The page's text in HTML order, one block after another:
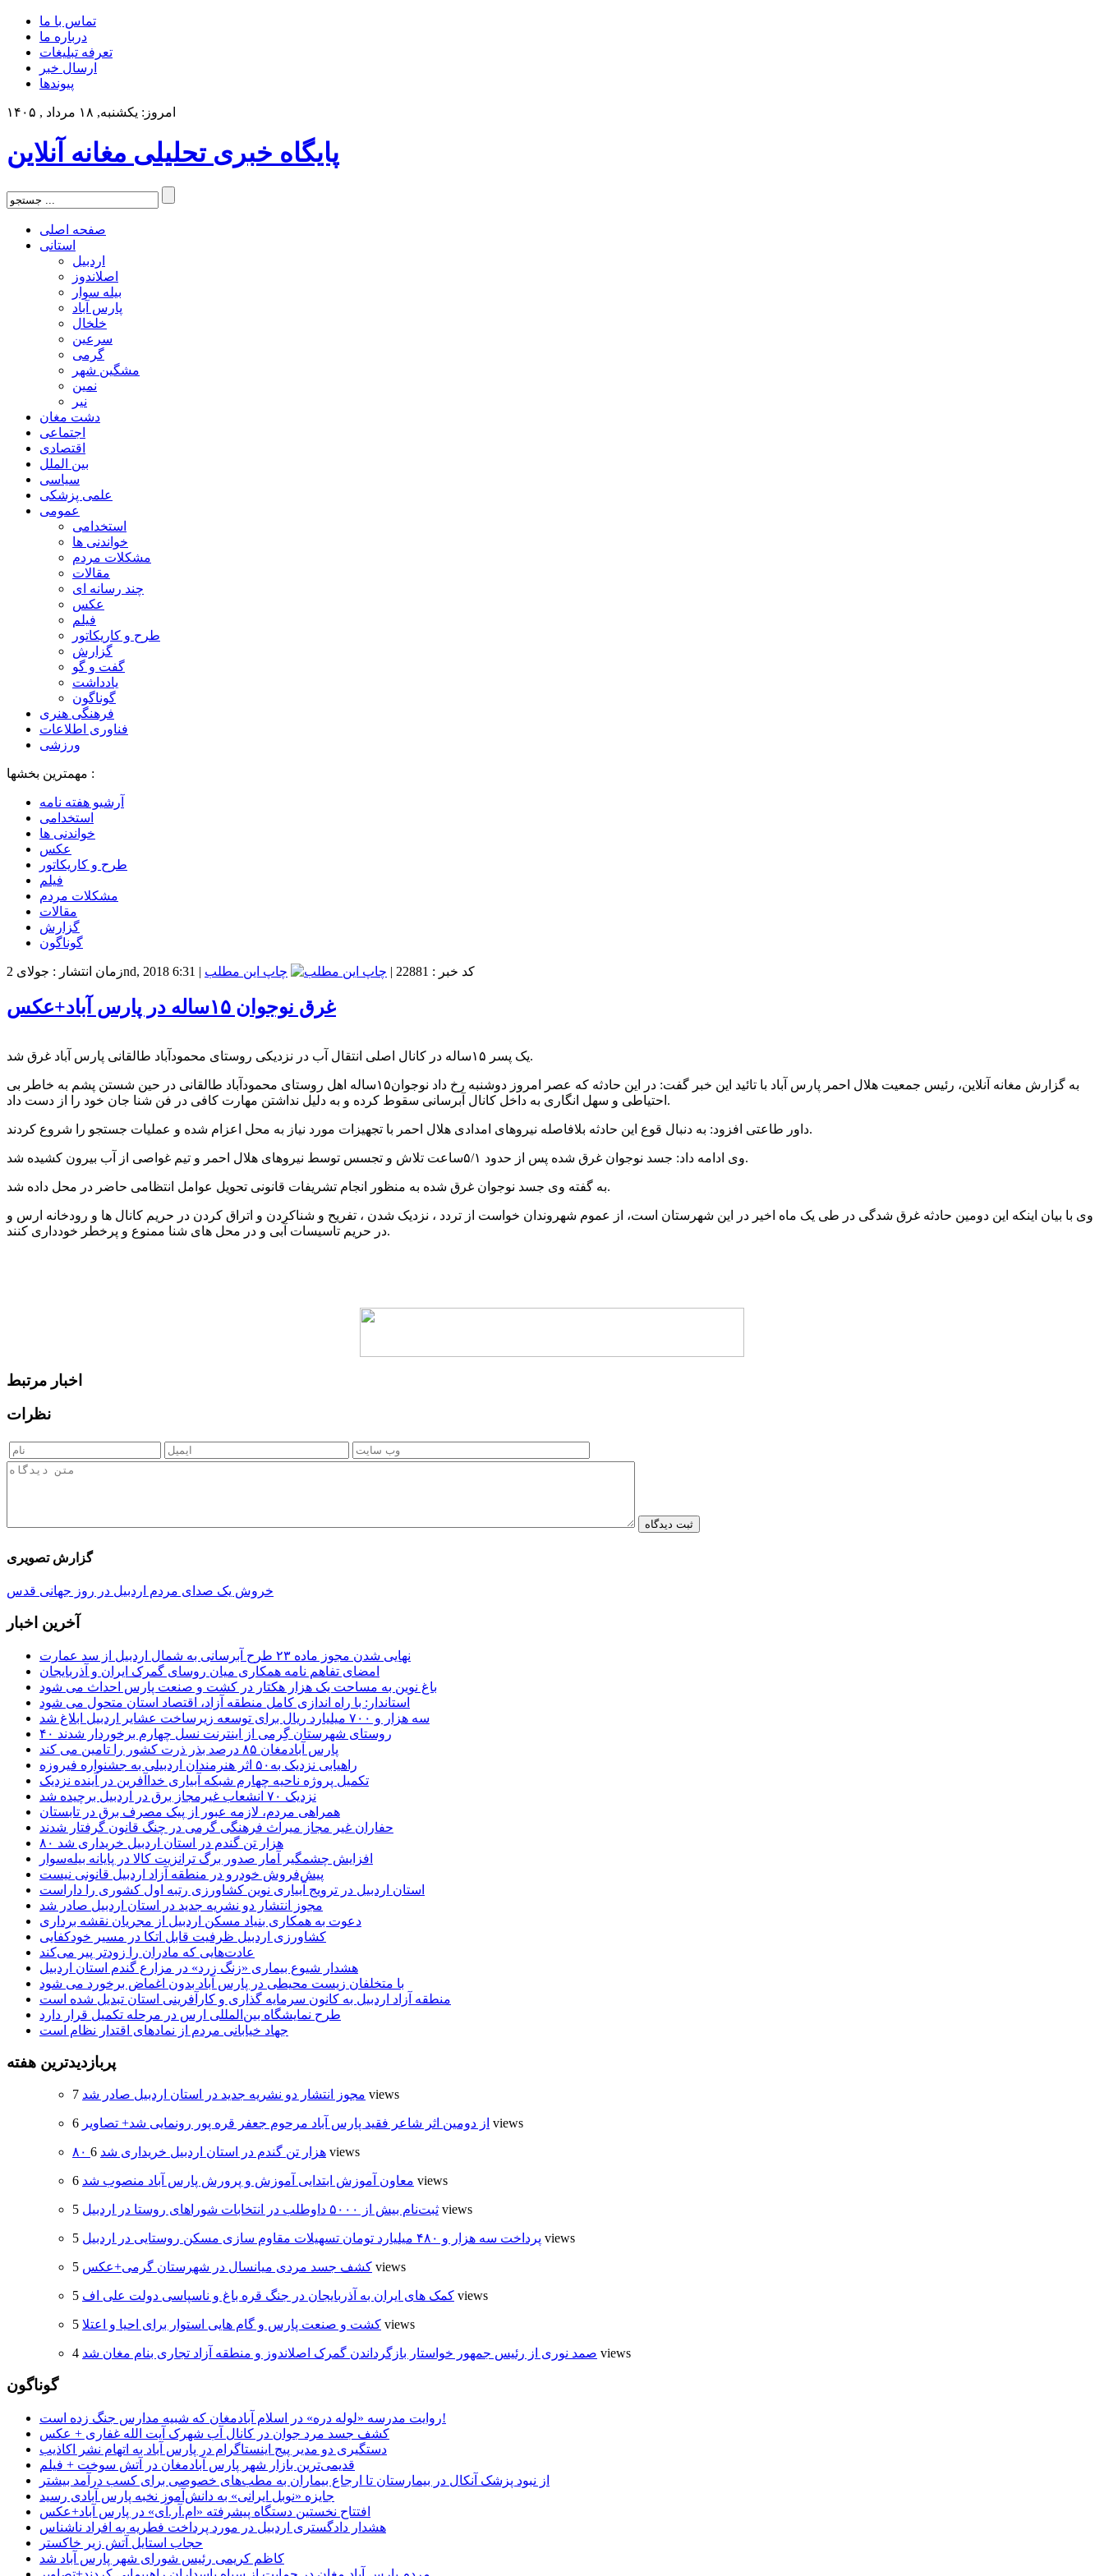
تماس با ما
درباره ما
تعرفه تبلیغات
ارسال خبر
پیوندها
امروز: یکشنبه, ۱۸ مرداد , ۱۴۰۵
پایگاه خبری تحلیلی مغانه آنلاین
صفحه اصلی
استانی
اردبیل
اصلاندوز
بیله سوار
پارس آباد
خلخال
سرعین
گرمی
مشگین شهر
نمین
نیر
دشت مغان
اجتماعی
اقتصادی
بین الملل
سیاسی
علمی پزشکی
عمومی
استخدامی
خواندنی ها
مشکلات مردم
مقالات
چند رسانه ای
عکس
فیلم
طرح و کاریکاتور
گزارش
گفت و گو
یادداشت
گوناگون
فرهنگی هنری
فناوری اطلاعات
ورزشی
مهمترین بخشها :
آرشیو هفته نامه
استخدامی
خواندنی ها
عکس
طرح و کاریکاتور
فیلم
مشکلات مردم
مقالات
گزارش
گوناگون
زمان انتشار : جولای 2nd, 2018 6:31 | کد خبر : 22881 | چاپ این مطلب
غرق نوجوان ۱۵ساله در پارس آباد+عکس
یک پسر ۱۵ساله در کانال اصلی انتقال آب در نزدیکی روستای محمودآباد طالقانی پارس آباد غرق شد.
به گزارش مغانه آنلاین، رئیس جمعیت هلال احمر پارس آباد با تائید این خبر گفت: در این حادثه که عصر امروز دوشنبه رخ داد نوجوان۱۵ساله اهل روستای محمودآباد طالقانی در حین شستن پشم به خاطر بی
احتیاطی و سهل انگاری به داخل کانال آبرسانی سقوط کرده و به دلیل نداشتن مهارت کافی در فن شنا جان خود را از دست داد.
داور طاعتی افزود: به دنبال قوع این حادثه بلافاصله نیروهای امدادی هلال احمر با تجهیزات مورد نیاز به محل اعزام شده و عملیات جستجو را شروع کردند.
وی ادامه داد: جسد نوجوان غرق شده پس از حدود ۵/۱ساعت تلاش و تجسس توسط نیروهای هلال احمر و تیم غواصی از آب بیرون کشیده شد.
به گفته وی جسد نوجوان غرق شده به منظور انجام تشریفات قانونی تحویل عوامل انتظامی حاضر در محل داده شد.
وی با بیان اینکه این دومین حادثه غرق شدگی در طی یک ماه اخیر در این شهرستان است، از عموم شهروندان خواست از تردد ، نزدیک شدن ، تفریح و شناکردن و اتراق کردن در حریم کانال ها و رودخانه ارس و
در حریم تاسیسات آبی و در محل های شنا ممنوع و پرخطر خودداری کنند.
اخبار مرتبط
نظرات
گزارش تصویری
خروش یک صدای مردم اردبیل در روز جهانی قدس
آخرین اخبار
نهایی شدن مجوز ماده ۲۳ طرح آبرسانی به شمال اردبیل از سد عمارت
امضای تفاهم نامه همکاری میان روسای گمرک ایران و آذربایجان
باغ نوین به مساحت یک هزار هکتار در کشت و صنعت پارس احداث می شود
استاندار: با راه اندازی کامل منطقه آزاد، اقتصاد استان متحول می شود
سه هزار و ۷۰۰ میلیارد ریال برای توسعه زیرساخت عشایر اردبیل ابلاغ شد
۴۰ روستای شهرستان گِرمی از اینترنت نسل چهارم برخوردار شدند
پارس آبادمغان ۸۵ درصد بذر ذرت کشور را تامین می کند
راهیابی نزدیک به۵۰ اثر هنرمندان اردبیلی به جشنواره فیروزه
تکمیل پروژه ناحیه چهارم شبکه آبیاری خداآفرین در آینده نزدیک
نزدیک ۷۰ انشعاب غیرمجاز برق در اردبیل برچیده شد
همراهی مردم، لازمه عبور از پیک مصرف برق در تابستان
حفاران غیر مجاز میراث فرهنگی گرمی در چنگ قانون گرفتار شدند
۸۰ هزار تن گندم در استان اردبیل خریداری شد
افزایش چشمگیر آمار صدور برگ ترانزیت کالا در پایانه بیله‌سوار
پیش‌فروش خودرو در منطقه آزاد اردبیل قانونی نیست
استان اردبیل در ترویج آبیاری نوین کشاورزی رتبه اول کشوری را داراست
مجوز انتشار دو نشریه جدید در استان اردبیل صادر شد
دعوت به همکاری بنیاد مسکن اردبیل از مجریان نقشه برداری
کشاورزی اردبیل ظرفیت قابل اتکا در مسیر خودکفایی
عادت‌هایی که مادران را زودتر پیر می‌کند
هشدار شیوع بیماری «زنگ زرد» در مزارع گندم استان اردبیل
با متخلفان زیست محیطی در پارس آباد بدون اغماض برخورد می شود
منطقه آزاد اردبیل به کانون سرمایه گذاری و کارآفرینی استان تبدیل شده است
طرح نمایشگاه بین‌المللی ارس در مرحله تکمیل قرار دارد
جهاد خیابانی مردم از نمادهای اقتدار نظام است
پربازدیدترین هفته
مجوز انتشار دو نشریه جدید در استان اردبیل صادر شد 7 views
از دومین اثر شاعر فقید پارس آباد مرحوم جعفر قره پور رونمایی شد+ تصاویر 6 views
۸۰ هزار تن گندم در استان اردبیل خریداری شد 6 views
معاون آموزش ابتدایی آموزش و پرورش پارس آباد منصوب شد 6 views
ثبت‌نام بیش از ۵۰۰۰ داوطلب در انتخابات شوراهای روستا در اردبیل 5 views
پرداخت سه هزار و ۴۸۰ میلیارد تومان تسهیلات مقاوم سازی مسکن روستایی در اردبیل 5 views
کشف جسد مردی میانسال در شهرستان گرمی+عکس 5 views
کمک های ایران به آذربایجان در جنگ قره باغ و ناسپاسی دولت علی اف 5 views
کشت و صنعت پارس و گام هایی استوار برای احیا و اعتلا 5 views
صمد نوری از رئیس جمهور خواستار بازگرداندن گمرک اصلاندوز و منطقه آزاد تجاری بنام مغان شد 4 views
گوناگون
روایت مدرسه «لوله دره» در اسلام آبادمغان که شبیه مدارس جنگ زده است!
کشف جسد مرد جوان در کانال آب شهرک آیت الله غفاری + عکس
دستگیری دو مدیر پیج اینستاگرام در پارس آباد به اتهام نشر اکاذیب
قدیمی‌ترین بازار شهر پارس آبادمغان در آتش سوخت + فیلم
از نبود پزشک آنکال در بیمارستان تا ارجاع بیماران به مطب‌های خصوصی برای کسب درآمد بیشتر
جایزه «نوبل ایرانی» به دانش‌آموز نخبه پارس آبادی رسید
افتتاح نخستین دستگاه پیشرفته «ام.آر.آی» در پارس آباد+عکس
هشدار دادگستری اردبیل در مورد پرداخت فطریه به افراد ناشناس
حجاب استایل آتش زیر خاکستر
کاظم کریمی رئیس شورای شهر پارس آباد شد